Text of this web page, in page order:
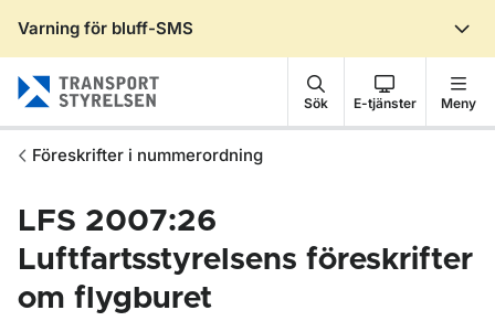
Varning för bluff-SMS
Sök E-tjänster Meny
Föreskrifter i nummerordning
LFS 2007:26
Luftfartsstyrelsens föreskrifter
om flygburet